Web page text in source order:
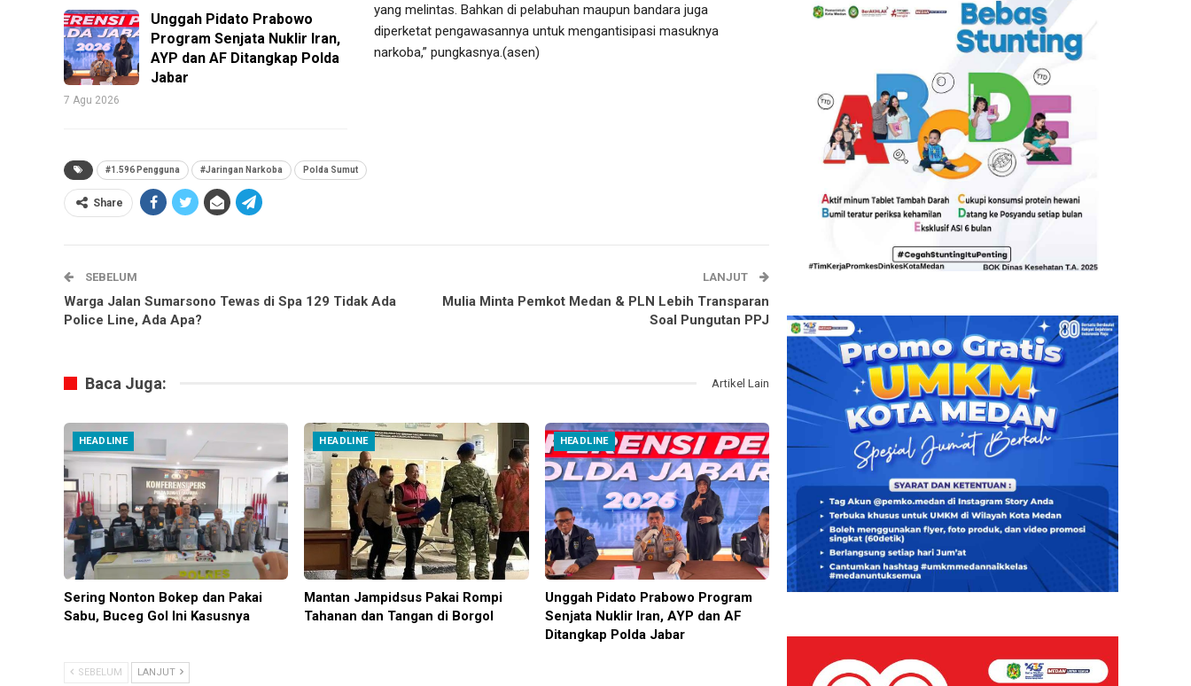
Unggah Pidato Prabowo
Program Senjata Nuklir Iran,
AYP dan AF Ditangkap Polda
Jabar
7 Agu 2026
yang melintas. Bahkan di pelabuhan maupun bandara juga
diperketat pengawasannya untuk mengantisipasi masuknya
narkoba,” pungkasnya.(asen)
#1.596 Pengguna #Jaringan Narkoba Polda Sumut
Share
SEBELUM
Warga Jalan Sumarsono Tewas di Spa 129 Tidak Ada
Police Line, Ada Apa?
LANJUT
Mulia Minta Pemkot Medan & PLN Lebih Transparan
Soal Pungutan PPJ
Baca Juga: Artikel Lain
HEADLINE
Sering Nonton Bokep dan Pakai
Sabu, Buceg Gol Ini Kasusnya
HEADLINE
Mantan Jampidsus Pakai Rompi
Tahanan dan Tangan di Borgol
HEADLINE
Unggah Pidato Prabowo Program
Senjata Nuklir Iran, AYP dan AF
Ditangkap Polda Jabar
SEBELUM LANJUT